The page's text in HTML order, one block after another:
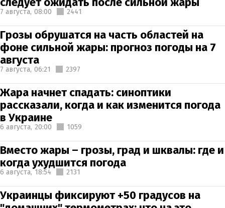
7 августа, 08:00 2441
Грозы обрушатся на часть областей на
фоне сильной жары: прогноз погоды на 7
августа
7 августа, 06:21 2397
Жара начнет спадать: синоптики
рассказали, когда и как изменится погода
в Украине
6 августа, 20:00 1059
Вместо жары – грозы, град и шквалы: где и
когда ухудшится погода
6 августа, 18:54 2131
Украинцы фиксируют +50 градусов на